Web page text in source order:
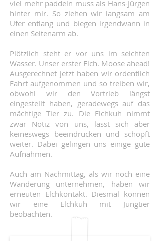
viel mehr paddeln muss als Hans-Jürgen
hinter mir. So ziehen wir langsam am
Ufer entlang und biegen irgendwann in
einen Seitenarm ab.
Plötzlich steht er vor uns im seichten
Wasser. Unser erster Elch. Moose ahead!
Ausgerechnet jetzt haben wir ordentlich
Fahrt aufgenommen und so treiben wir,
obwohl wir den Vortrieb längst
eingestellt haben, geradewegs auf das
mächtige Tier zu. Die Elchkuh nimmt
zwar Notiz von uns, lässt sich aber
keineswegs beeindrucken und schöpft
weiter. Dabei gelingen uns einige gute
Aufnahmen.
Auch am Nachmittag, als wir noch eine
Wanderung unternehmen, haben wir
erneuten Elchkontakt. Diesmal können
wir eine Elchkuh mit Jungtier
beobachten.